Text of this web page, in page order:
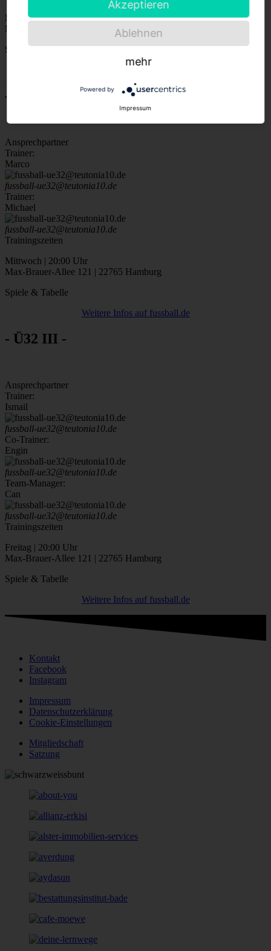
Mittwoch | 18:30 Uhr
Max-Brauer-Allee 121 | 22765 Hamburg
Spiele & Tabelle
- Ü32 II -
Ansprechpartner
Trainer:
Marco
fussball-ue32@teutonia10.de
Trainer:
Michael
fussball-ue32@teutonia10.de
Trainingszeiten
Mittwoch | 20:00 Uhr
Max-Brauer-Allee 121 | 22765 Hamburg
Spiele & Tabelle
Weitere Infos auf fussball.de
- Ü32 III -
Ansprechpartner
Trainer:
Ismail
fussball-ue32@teutonia10.de
Co-Trainer:
Engin
fussball-ue32@teutonia10.de
Team-Manager:
Can
fussball-ue32@teutonia10.de
Trainingszeiten
Freitag | 20:00 Uhr
Max-Brauer-Allee 121 | 22765 Hamburg
Spiele & Tabelle
Weitere Infos auf fussball.de
Kontakt
Facebook
Instagram
Impressum
Datenschutzerklärung
Cookie-Einstellungen
Mitgliedschaft
Satzung
Akzeptieren
Ablehnen
mehr
Powered by
Impressum